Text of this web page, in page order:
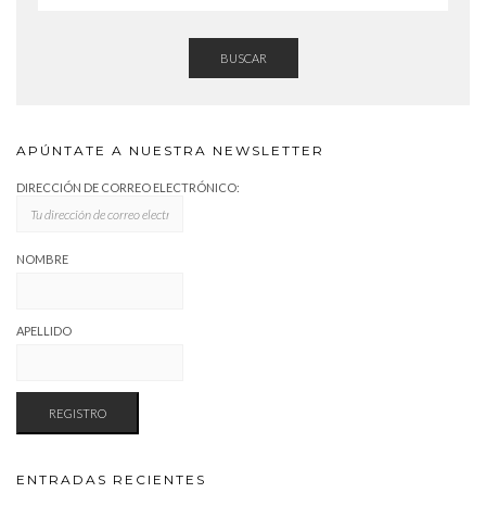
BUSCAR
APÚNTATE A NUESTRA NEWSLETTER
DIRECCIÓN DE CORREO ELECTRÓNICO:
NOMBRE
APELLIDO
ENTRADAS RECIENTES